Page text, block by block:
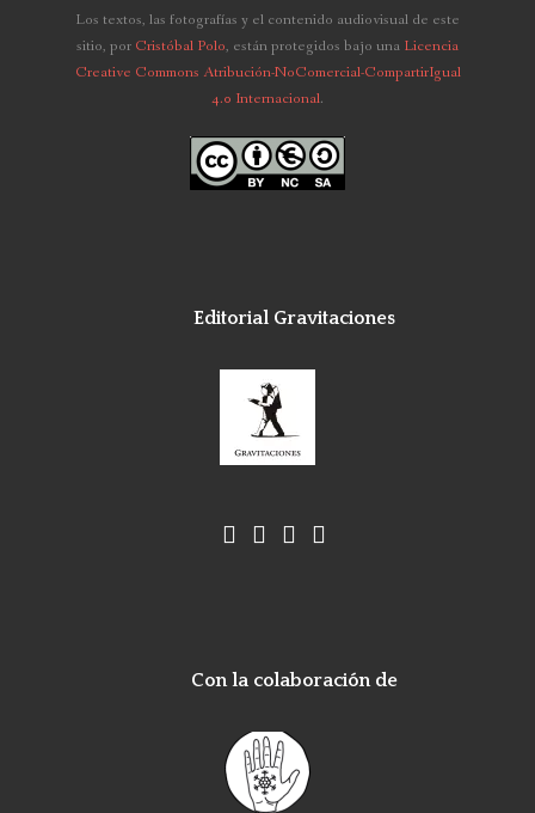
Los textos, las fotografías y el contenido audiovisual de este
sitio, por Cristóbal Polo, están protegidos bajo una Licencia
Creative Commons Atribución-NoComercial-CompartirIgual
4.0 Internacional.
Editorial Gravitaciones
Con la colaboración de